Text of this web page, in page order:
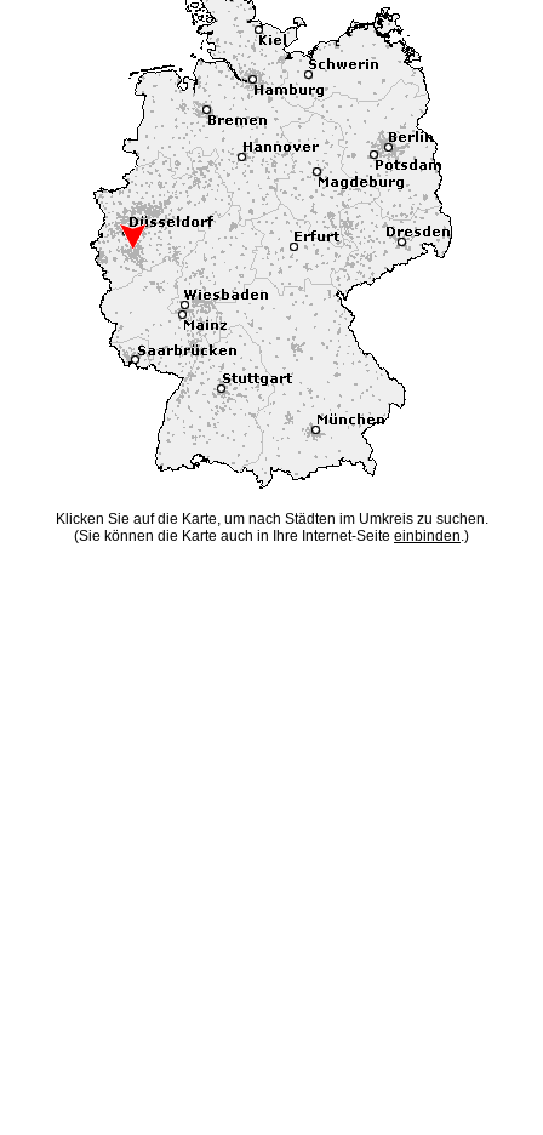
Klicken Sie auf die Karte, um nach Städten im Umkreis zu suchen.
(Sie können die Karte auch in Ihre Internet-Seite einbinden.)